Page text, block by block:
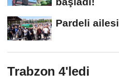
Pardeli
Trabzon 4'ledi